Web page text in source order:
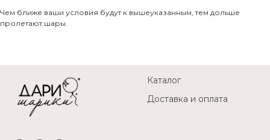
Чем ближе ваши условия будут к вышеуказанным, тем дольше
пролетают шары.
Каталог
Доставка и оплата